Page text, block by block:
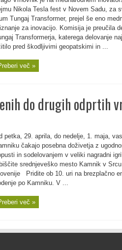
Nikola Tesla fest v Novem Sadu, za
Tungaj Transformer, prejel še eno
za inovacijo. Komisija je preučila
Transformerja, katerega delovanje
pred škodljivimi geopatskimi in ...
več »
do drugih odprtih
petka, 29. aprila, do nedelje, 1. maja,
čakajo posebna doživetja z
in sodelovanjem v veliki nagradni
srednjeveško mesto Kamnik v Srcu
Pridite ob 10. uri na brezplačno
po Kamniku. V ...
več »